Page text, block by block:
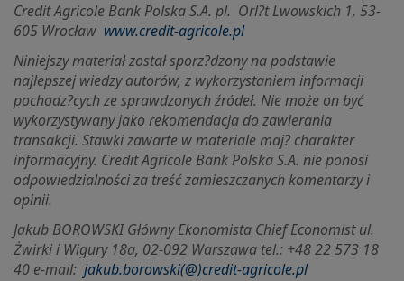
Credit Agricole Bank Polska S.A. pl. Orl?t Lwowskich 1, 53-
605 Wrocław www.credit-agricole.pl
Niniejszy materiał został sporz?dzony na podstawie
najlepszej wiedzy autorów, z wykorzystaniem informacji
pochodz?cych ze sprawdzonych źródeł. Nie może on być
wykorzystywany jako rekomendacja do zawierania
transakcji. Stawki zawarte w materiale maj? charakter
informacyjny. Credit Agricole Bank Polska S.A. nie ponosi
odpowiedzialności za treść zamieszczanych komentarzy i
opinii.
Jakub BOROWSKI Główny Ekonomista Chief Economist ul.
Żwirki i Wigury 18a, 02-092 Warszawa tel.: +48 22 573 18
40 e-mail: jakub.borowski(@)credit-agricole.pl